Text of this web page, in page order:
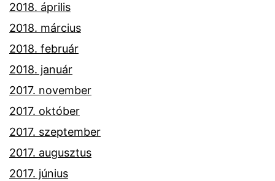
2018. április
2018. március
2018. február
2018. január
2017. november
2017. október
2017. szeptember
2017. augusztus
2017. június